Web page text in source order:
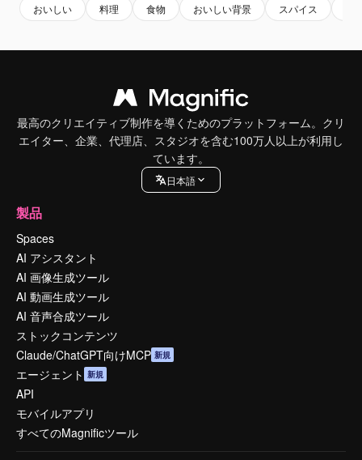
おいしい 料理 食物 おいしい背景 スパイス
最高のクリエイティブ制作を導くためのプラットフォーム。クリ
エイター、企業、代理店、スタジオを含む100万人以上が利用し
ています。
日本語
製品
Spaces
AI アシスタント
AI 画像生成ツール
AI 動画生成ツール
AI 音声合成ツール
ストックコンテンツ
Claude/ChatGPT向けMCP 新規
エージェント 新規
API
モバイルアプリ
すべてのMagnificツール